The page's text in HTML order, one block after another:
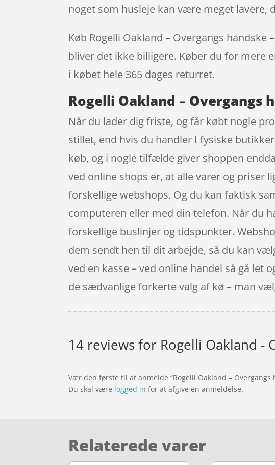
noget som husleje kan være meget lavere,
Køb Rogelli Oakland – Overgangs handske
bliver det ikke billigere. Køber du for mere
i købet hele 365 dages returret.
Rogelli Oakland –
Når du lader dig friste, og får købt nogle
stillet, end hvis du handler I fysiske
køb, og i nogle tilfælde giver shoppen
ved online shops er, at alle varer og priser
forskellige webshops. Og du kan faktisk
computeren eller med din telefon. Når du
forskellige buslinjer og tidspunkter.
dem sendt hen til dit arbejde, så du kan
ved en kasse – ved online handel så gå
de sædvanlige forkerte valg af kø – man
14 reviews for Rogelli Oakland -
Vær den første til at anmelde “Rogelli Oakland – Overgangs
Du skal være logged in for at afgive en anmeldelse.
Relaterede varer